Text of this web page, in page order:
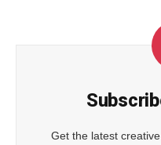
Get the latest